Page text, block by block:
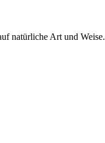
natürliche Art und Weise.